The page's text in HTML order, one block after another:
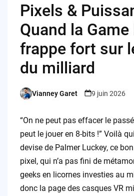
Pixels &
Quand la Game
frappe fort sur
du milliard
Posted
Vianney Garet 9 juin 2026
“On ne peut pas effacer le
peut le jouer en 8-bits !” Voilà
devise de Palmer Luckey, ce
pixel, qui n’a pas fini de
geeks en licornes investies au
donc la page des casques VR